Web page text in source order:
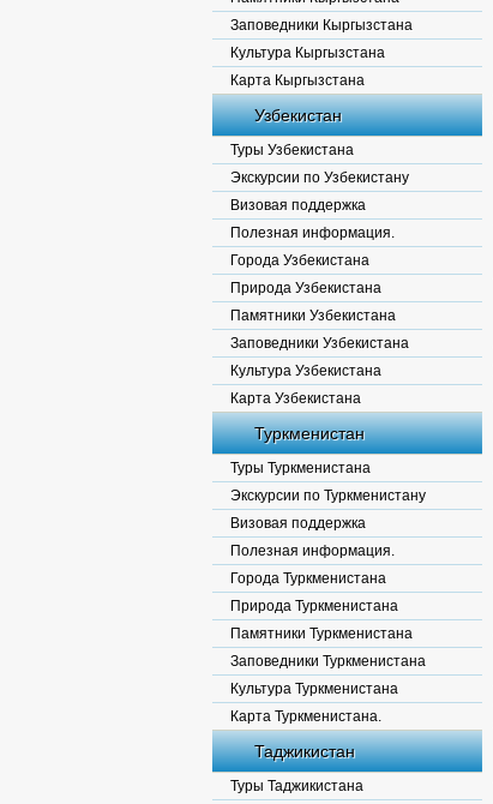
Заповедники Кыргызстана
Культура Кыргызстана
Карта Кыргызстана
Узбекистан
Туры Узбекистана
Экскурсии по Узбекистану
Визовая поддержка
Полезная информация.
Города Узбекистана
Природа Узбекистана
Памятники Узбекистана
Заповедники Узбекистана
Культура Узбекистана
Карта Узбекистана
Туркменистан
Туры Туркменистана
Экскурсии по Туркменистану
Визовая поддержка
Полезная информация.
Города Туркменистана
Природа Туркменистана
Памятники Туркменистана
Заповедники Туркменистана
Культура Туркменистана
Карта Туркменистана.
Таджикистан
Туры Таджикистана